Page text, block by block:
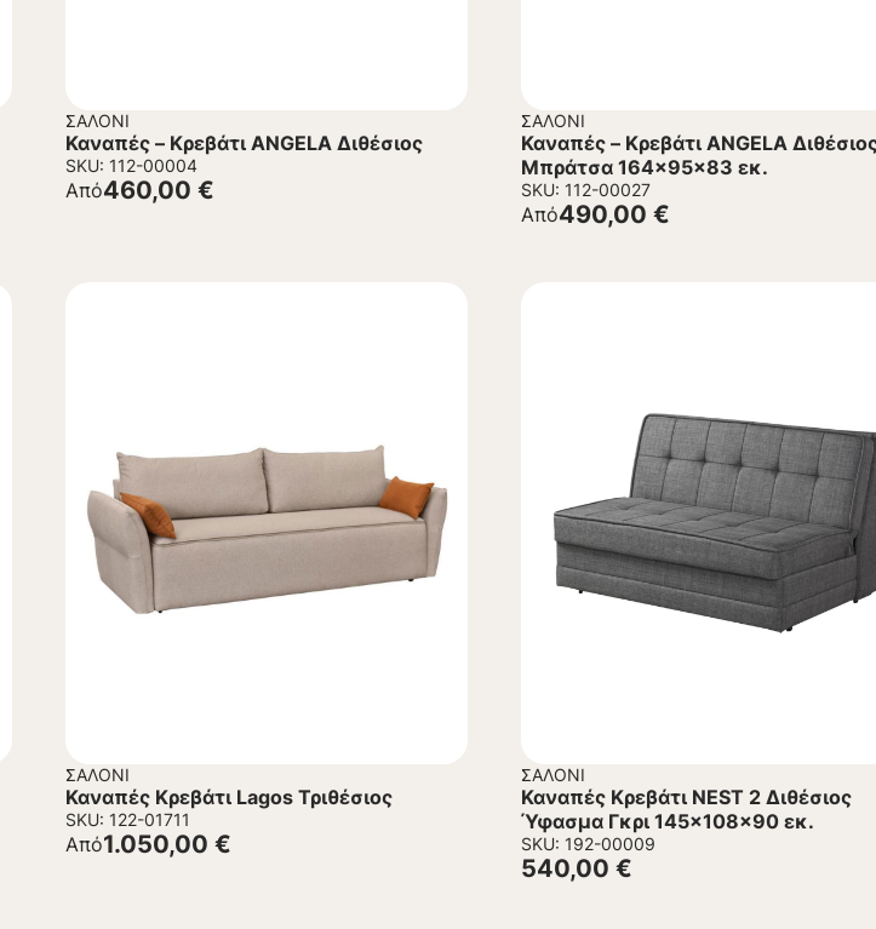
ΣΑΛΌΝΙ
Καναπές – Κρεβάτι ANGELA Διθέσιος
SKU: 112-00004
Από460,00 €
ΣΑΛΌΝΙ
Καναπές – Κρεβάτι ANGELA
Μπράτσα 164x95x83 εκ.
SKU: 112-00027
Από490,00 €
ΣΑΛΌΝΙ
Καναπές Κρεβάτι Lagos Τριθέσιος
SKU: 122-01711
Από1.050,00 €
ΣΑΛΌΝΙ
Καναπές Κρεβάτι NEST 2 Διθέσιος
Ύφασμα Γκρι 145x108x90 εκ.
SKU: 192-00009
540,00 €